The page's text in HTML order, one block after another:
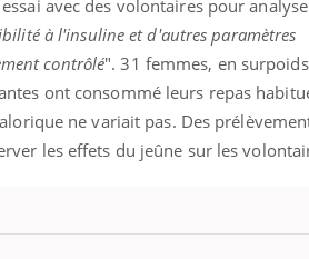
avec des volontaires pour
à l'insuline et d'autres paramètres
contrôlé". 31 femmes, en
ont consommé leurs repas
ne variait pas. Des
les effets du jeûne sur les
:
aborder...
questions
montrer ...
Youtube
Carence en fer :
prévenirYoutube
Fatigue, irritabilité,
même alopécie… Les
carence en fer sont
...